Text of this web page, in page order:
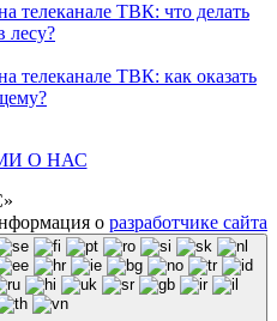
телеканале ТВК: что делать
лесу?
телеканале ТВК: как оказать
О НАС
о разработчике сайта